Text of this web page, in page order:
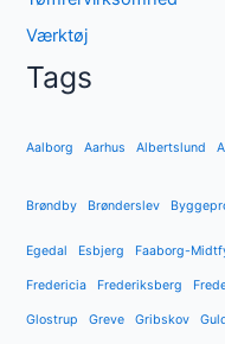
Værktøj
Tags
Aalborg Aarhus Albertslund
Brøndby Brønderslev
Egedal Esbjerg Faaborg-
Fredericia Frederiksberg
Glostrup Greve Gribskov